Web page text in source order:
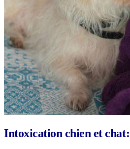
Intoxication chien et